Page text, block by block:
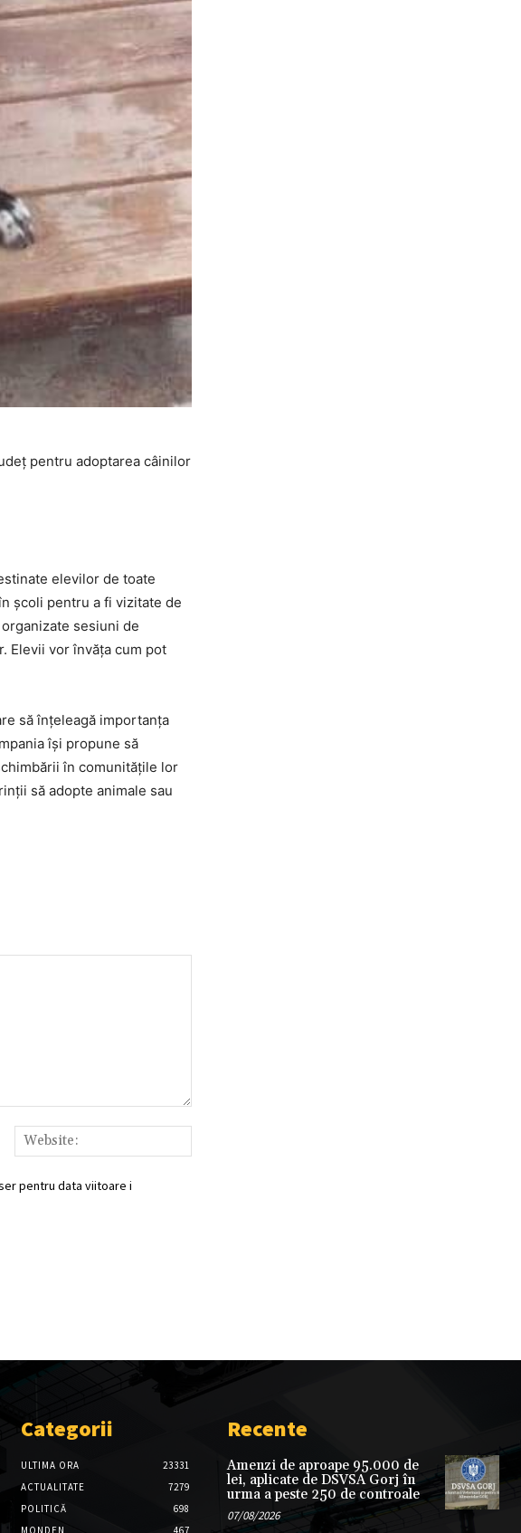
pentru adoptarea câinilor
elevilor de toate
școli pentru a fi vizitate de
sesiuni de
Elevii vor învăța cum pot
să înțeleagă importanța
își propune să
în comunitățile lor
să adopte animale sau
Email:*
pentru data viitoare i
Categorii
ULTIMA ORA
23331
ACTUALITATE
7279
POLITICĂ
698
MONDEN
467
Recente
Amenzi de aproape 95.000 de
lei, aplicate de DSVSA Gorj în
urma a peste 250 de controale
07/08/2026